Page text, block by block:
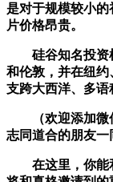
是对于规模较小
片价格昂贵。
硅谷知名投资机
和伦敦，并在纽
支跨大西洋、多语
（欢迎添加微信
志同道合的朋友一
在这里，你能